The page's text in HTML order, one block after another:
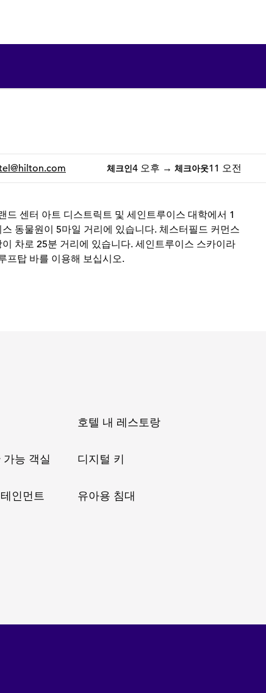
@hilton.com 체크인4 오후 → 체크아웃11 오전
드 센터 아트 디스트릭트 및 세인트루이스 대학에서 1
동물원이 5마일 거리에 있습니다. 체스터필드 커먼스
차로 25분 거리에 있습니다. 세인트루이스 스카이라
프탑 바를 이용해 보십시오.
호텔 내 레스토랑
능 객실 디지털 키
인먼트 유아용 침대